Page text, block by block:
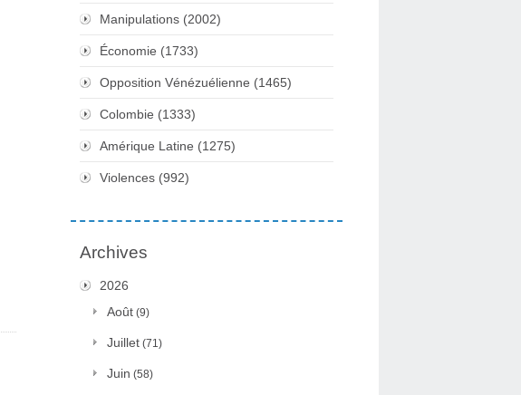
Manipulations (2002)
Économie (1733)
Opposition Vénézuélienne (1465)
Colombie (1333)
Amérique Latine (1275)
Violences (992)
Archives
2026
Août (9)
Juillet (71)
Juin (58)